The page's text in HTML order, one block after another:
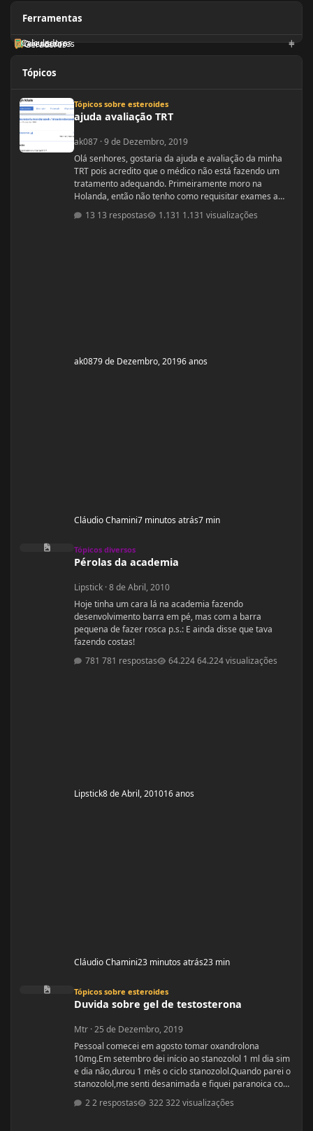
Ferramentas
Geradores
Orientadores
Calculadoras
Tópicos
Tópicos sobre esteroides
ajuda avaliação TRT
ak087 ·9 de Dezembro, 2019
Olá senhores, gostaria da ajuda e avaliação da minha
TRT pois acredito que o médico não está fazendo um
tratamento adequando. Primeiramente moro na
Holanda, então não tenho como requisitar exames a
minha vontade, tenho que ir no médico da familia, este
por sua vez decide ou não se pede os exames. No meu
13 respostas 1.131 visualizações
ak0879 de Dezembro, 20196 anos
Cláudio Chamini7 minutos atrás7 min
Pérolas da academia
Tópicos diversos
Pérolas da academia
Lipstick ·8 de Abril, 2010
Hoje tinha um cara lá na academia fazendo
desenvolvimento barra em pé, mas com a barra
pequena de fazer rosca p.s.: E ainda disse que tava
fazendo costas!
781 respostas
64.224 visualizações
Lipstick8 de Abril, 201016 anos
Cláudio Chamini23 minutos atrás23 min
Duvida sobre gel de testosterona
Tópicos sobre esteroides
Duvida sobre gel de testosterona
Mtr ·25 de Dezembro, 2019
Pessoal comecei em agosto tomar oxandrolona
10mg.Em setembro dei início ao stanozolol 1 ml dia sim
e dia não,durou 1 mês o ciclo stanozolol.Quando parei o
stanozolol,me senti desanimada e fiquei paranoica com
os colaterais.Fiz exames minha testosterona está muito
alta,está igual de homem.Fui na medica e me indicou
2 respostas 322 visualizações